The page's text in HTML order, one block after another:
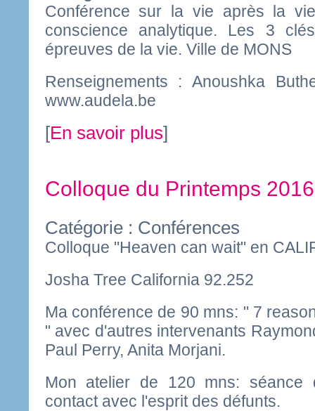
Conférence sur la vie après la
conscience analytique. Les 3
épreuves de la vie. Ville de MONS
Renseignements : Anoushka
www.audela.be
[En savoir plus]
Colloque du Printemps
Catégorie : Conférences
Colloque "Heaven can wait" en
Josha Tree California 92.252
Ma conférence de 90 mns: " 7
" avec d'autres intervenants
Paul Perry, Anita Morjani.
Mon atelier de 120 mns: séance
contact avec l'esprit des défunts.